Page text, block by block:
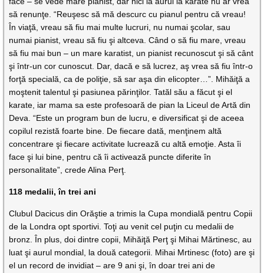
să renunţe. “Reuşesc să mă descurc cu pianul pentru că vreau!
În viaţă, vreau să fiu mai multe lucruri, nu numai şcolar, sau
numai pianist, vreau să fiu şi altceva. Când o să fiu mare, vreau
să fiu mai bun – un mare karatist, un pianist recunoscut şi să cânt
şi într-un cor cunoscut. Dar, dacă e să lucrez, aş vrea să fiu într-o
forţă specială, ca de poliţie, să sar aşa din elicopter…”. Mihăiţă a
moştenit talentul şi pasiunea părinţilor. Tatăl său a făcut şi el
karate, iar mama sa este profesoară de pian la Liceul de Artă din
Deva. “Este un program bun de lucru, e diversificat şi de aceea
copilul rezistă foarte bine. De fiecare dată, menţinem altă
concentrare şi fiecare activitate lucrează cu altă emoţie. Asta îi
face şi lui bine, pentru că îi activează puncte diferite în
personalitate”, crede Alina Perţ.
118 medalii, în trei ani
Clubul Dacicus din Orăştie a trimis la Cupa mondială pentru Copii
de la Londra opt sportivi. Toţi au venit cel puţin cu medalii de
bronz. În plus, doi dintre copii, Mihăiţă Perţ şi Mihai Mărtinesc, au
luat şi aurul mondial, la două categorii. Mihai Mrtinesc (foto) are şi
el un record de invidiat – are 9 ani şi, în doar trei ani de